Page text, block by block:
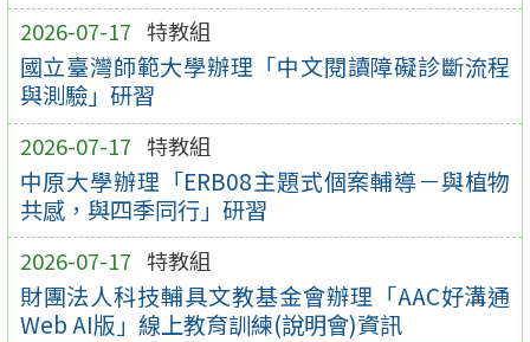
2026-07-17 特教組
國立臺灣師範大學辦理「中文閱讀障礙診斷流程
與測驗」研習
2026-07-17 特教組
中原大學辦理「ERB08主題式個案輔導－與植物
共感，與四季同行」研習
2026-07-17 特教組
財團法人科技輔具文教基金會辦理「AAC好溝通
Web AI版」線上教育訓練(說明會)資訊